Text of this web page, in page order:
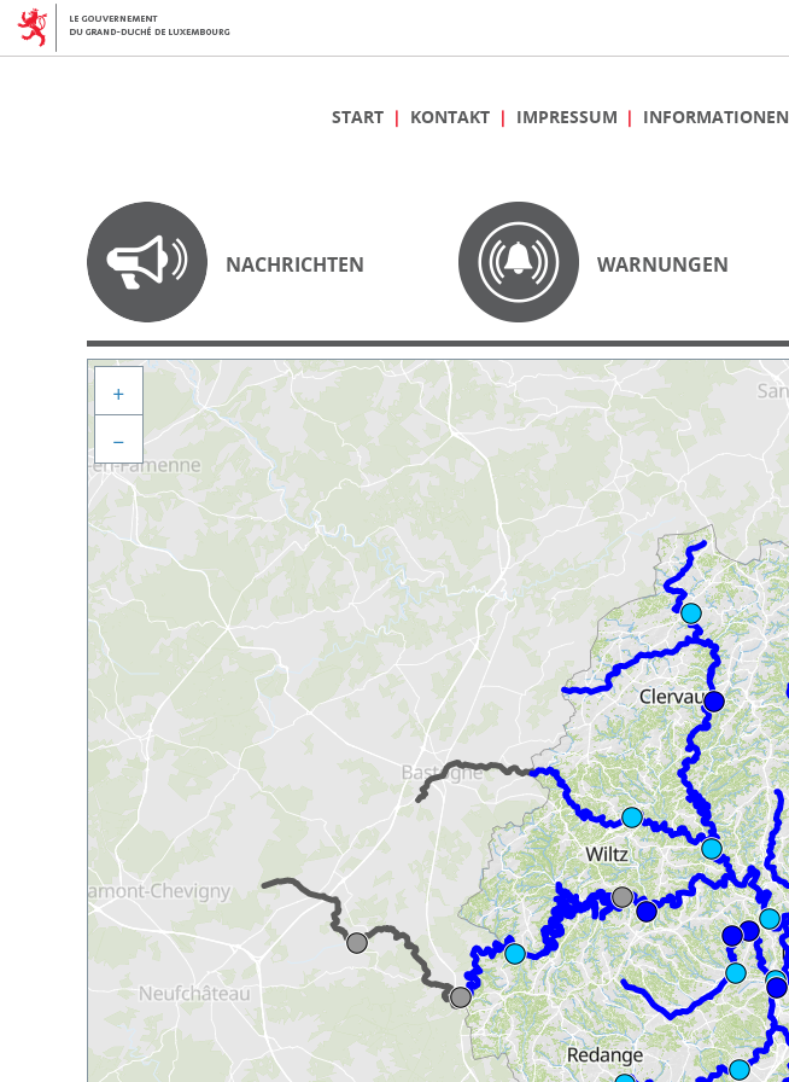
START KONTAKT IMPRESSUM INFORMATIONEN
NACHRICHTEN WARNUNGEN
+
−